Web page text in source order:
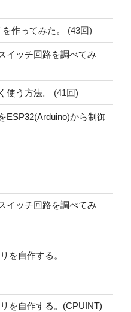
作ってみた。 (43回)
イッチ回路を調べてみ
使う方法。 (41回)
ESP32(Arduino)から制御
イッチ回路を調べてみ
を自作する。
を自作する。(CPUINT)